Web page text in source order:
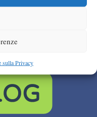
sulla Privacy